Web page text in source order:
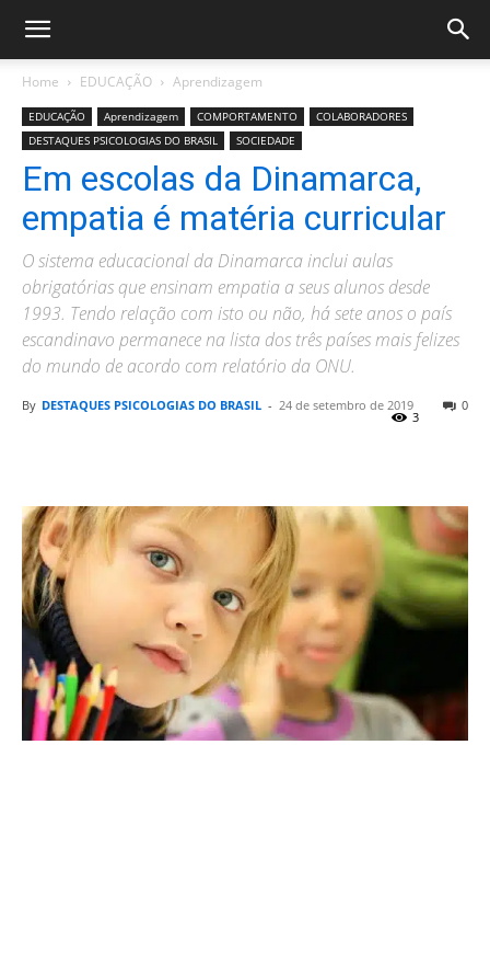
Home EDUCAÇÃO Aprendizagem
EDUCAÇÃO Aprendizagem COMPORTAMENTO
COLABORADORES
DESTAQUES PSICOLOGIAS DO BRASIL
SOCIEDADE
Em escolas da Dinamarca,
empatia é matéria curricular
O sistema educacional da Dinamarca inclui aulas
obrigatórias que ensinam empatia a seus alunos desde
1993. Tendo relação com isto ou não, há sete anos o país
escandinavo permanece na lista dos três países mais felizes
do mundo de acordo com relatório da ONU.
By DESTAQUES PSICOLOGIAS DO BRASIL - 24 de setembro de 2019 0
3